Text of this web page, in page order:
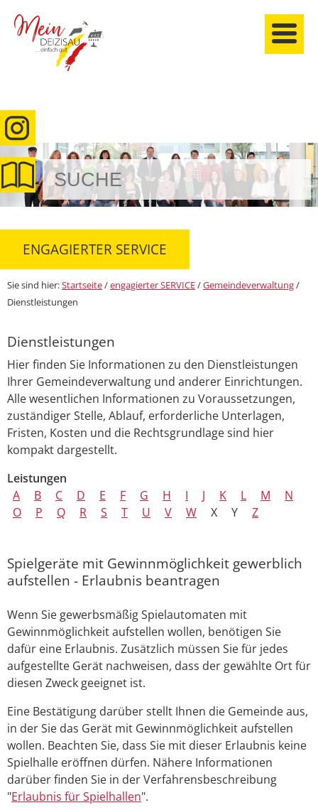
anmelden
ENGAGIERTER SERVICE
Sie sind hier:Startseite/engagierter SERVICE/Gemeindeverwaltung/
Dienstleistungen
Dienstleistungen
Hier finden Sie Informationen zu den Dienstleistungen
Ihrer Gemeindeverwaltung und anderer Einrichtungen.
Alle wesentlichen Informationen zu Voraussetzungen,
zuständiger Stelle, Ablauf, erforderliche Unterlagen,
Fristen, Kosten und die Rechtsgrundlage sind hier
kompakt dargestellt.
Leistungen
A
B C D E F G H I J K L M
N
O
P Q R S T U V W X Y Z
Spielgeräte mit Gewinnmöglichkeit gewerblich
aufstellen - Erlaubnis beantragen
Wenn Sie gewerbsmäßig Spielautomaten mit
Gewinnmöglichkeit aufstellen wollen, benötigen Sie
dafür eine Erlaubnis. Zusätzlich müssen Sie für jedes
aufgestellte Gerät nachweisen, dass der gewählte Ort für
diesen Zweck geeignet ist.
Eine Bestätigung darüber stellt Ihnen die Gemeinde aus,
in der Sie das Gerät mit Gewinnmöglichkeit aufstellen
wollen. Beachten Sie, dass Sie mit dieser Erlaubnis keine
Spielhalle eröffnen dürfen. Nähere Informationen
darüber finden Sie in der Verfahrensbeschreibung
"Erlaubnis für Spielhallen".